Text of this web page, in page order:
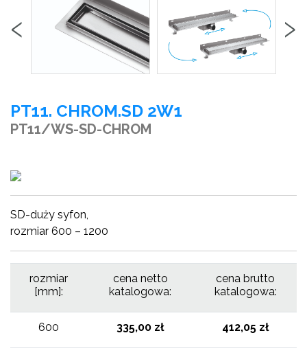
‹ ›
PT11. CHROM.SD 2W1
PT11/WS-SD-CHROM
SD-duży syfon,
rozmiar 600 – 1200
rozmiar
[mm]:
cena netto
katalogowa:
cena brutto
katalogowa:
600 335,00 zł 412,05 zł